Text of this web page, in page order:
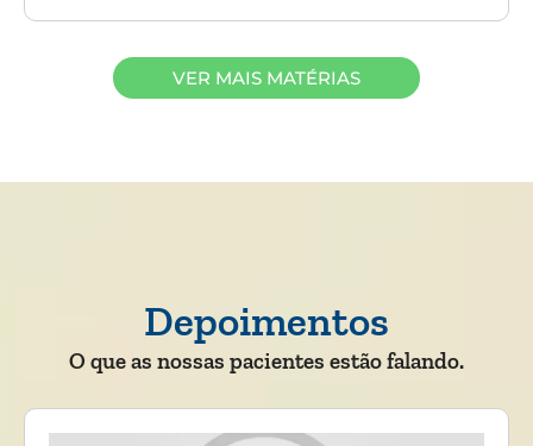
VER MAIS MATÉRIAS
Depoimentos
O que as nossas pacientes estão falando.